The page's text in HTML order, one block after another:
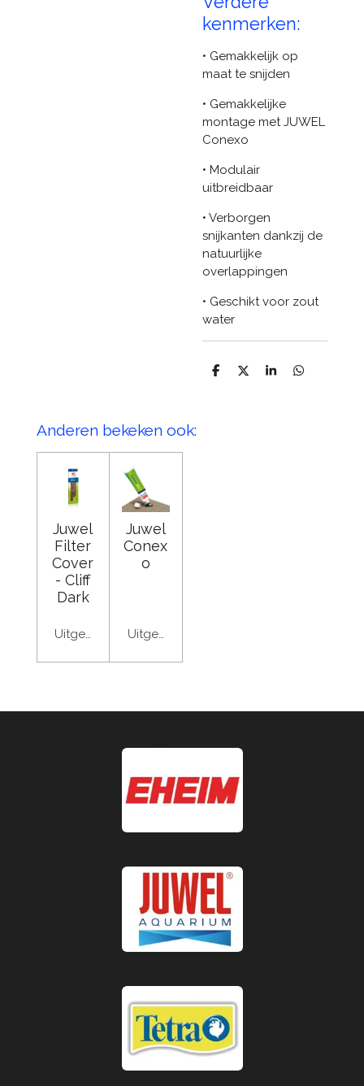
kenmerken:
• Gemakkelijk op
maat te snijden
• Gemakkelijke
montage met JUWEL
Conexo
• Modulair
uitbreidbaar
• Verborgen
snijkanten dankzij de
natuurlijke
overlappingen
• Geschikt voor zout
water
D
D
S
D
Anderen bekeken ook:
Juwel
Filter
Cover
- Cliff
Dark
Uitgeschakeld
Juwel
Conex
o
Uitgeschakeld